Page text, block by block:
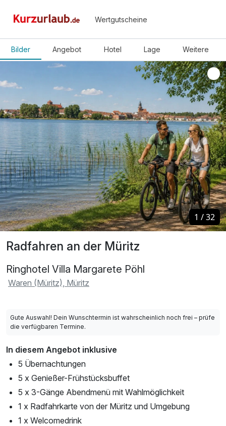
Wertgutscheine
Bilder Angebot Hotel Lage Weitere
Radfahren an der Müritz
Ringhotel Villa Margarete Pöhl
Waren (Müritz), Müritz
1 /32
1 /32
Gute Auswahl! Dein Wunschtermin ist wahrscheinlich noch frei – prüfe
die verfügbaren Termine.
In diesem Angebot inklusive
5 Übernachtungen
5 x Genießer-Frühstücksbuffet
5 x 3-Gänge Abendmenü mit Wahlmöglichkeit
1 x Radfahrkarte von der Müritz und Umgebung
1 x Welcomedrink